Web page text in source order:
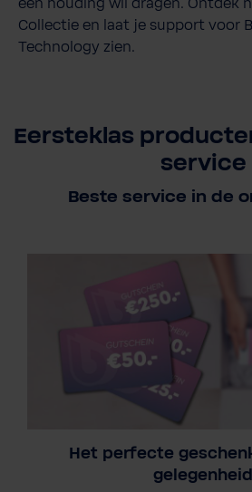
een houding wil dragen. Ontdek
Collectie en laat je support voor
Technology zien.
Eersteklas
service
Beste service in de
Het perfecte
gelegenheid